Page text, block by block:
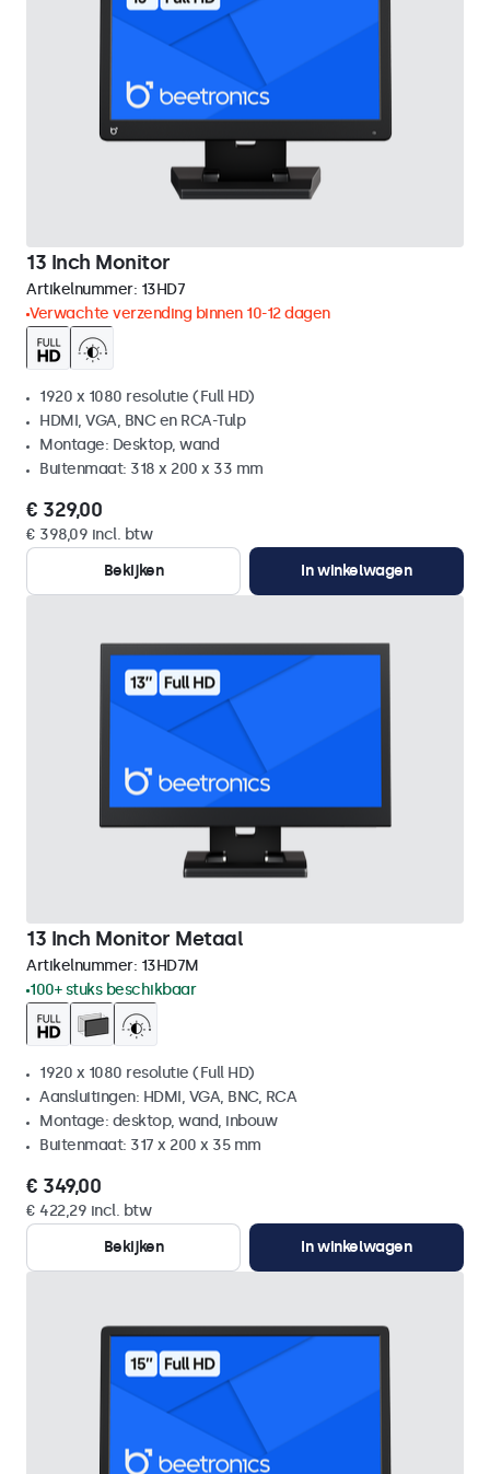
13 Inch Monitor
Artikelnummer: 13HD7
Verwachte verzending binnen 10-12 dagen
1920 x 1080 resolutie (Full HD)
HDMI, VGA, BNC en RCA-Tulp
Montage: Desktop, wand
Buitenmaat: 318 x 200 x 33 mm
€ 329,00
€ 398,09 incl. btw
Bekijken
In winkelwagen
13 Inch Monitor Metaal
Artikelnummer: 13HD7M
100+ stuks beschikbaar
1920 x 1080 resolutie (Full HD)
Aansluitingen: HDMI, VGA, BNC, RCA
Montage: desktop, wand, inbouw
Buitenmaat: 317 x 200 x 35 mm
€ 349,00
€ 422,29 incl. btw
Bekijken
In winkelwagen